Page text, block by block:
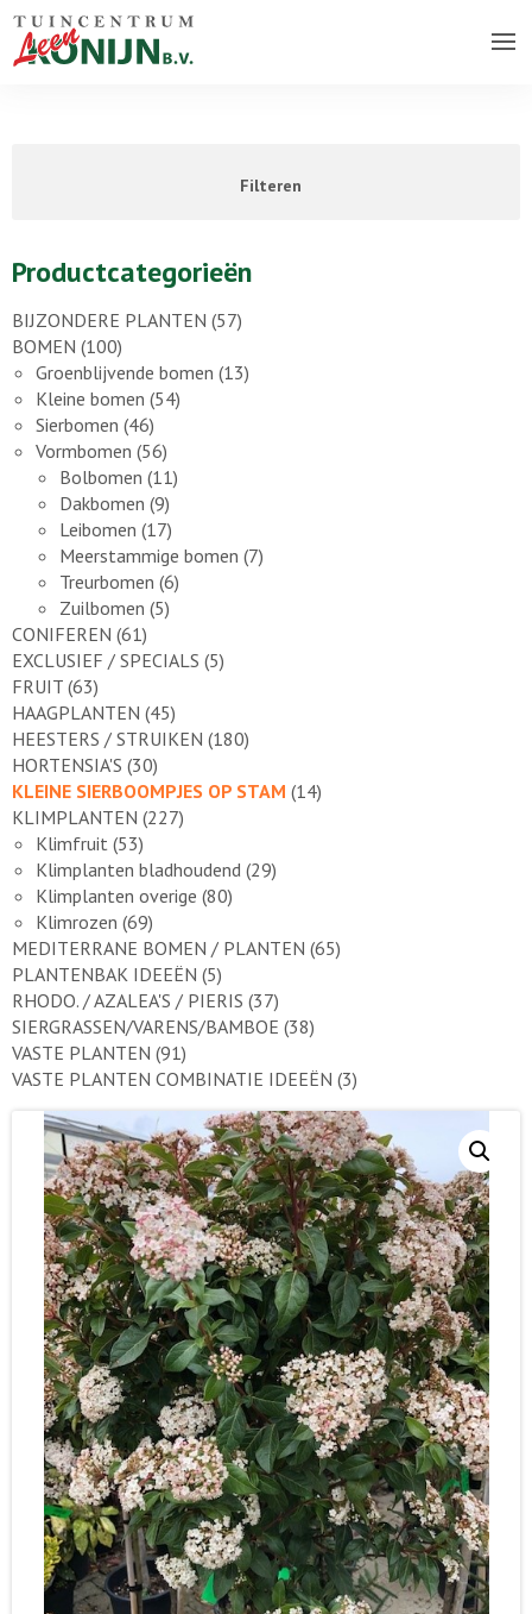
Filteren
Productcategorieën
BIJZONDERE PLANTEN (57)
BOMEN (100)
Groenblijvende bomen (13)
Kleine bomen (54)
Sierbomen (46)
Vormbomen (56)
Bolbomen (11)
Dakbomen (9)
Leibomen (17)
Meerstammige bomen (7)
Treurbomen (6)
Zuilbomen (5)
CONIFEREN (61)
EXCLUSIEF / SPECIALS (5)
FRUIT (63)
HAAGPLANTEN (45)
HEESTERS / STRUIKEN (180)
HORTENSIA'S (30)
KLEINE SIERBOOMPJES OP STAM (14)
KLIMPLANTEN (227)
Klimfruit (53)
Klimplanten bladhoudend (29)
Klimplanten overige (80)
Klimrozen (69)
MEDITERRANE BOMEN / PLANTEN (65)
PLANTENBAK IDEEËN (5)
RHODO. / AZALEA'S / PIERIS (37)
SIERGRASSEN/VARENS/BAMBOE (38)
VASTE PLANTEN (91)
VASTE PLANTEN COMBINATIE IDEEËN (3)